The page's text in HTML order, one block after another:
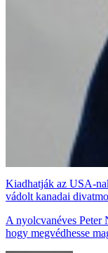
Kiadhatják az USA-
vádolt kanadai
A nyolcvanéves Peter
hogy megvédhesse